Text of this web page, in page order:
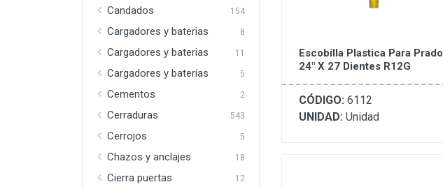
Candados 154
Cargadores y baterias 8
Cargadores y baterias 11
Cargadores y baterias 5
Cementos 2
Cerraduras 543
Cerrojos 5
Chazos y anclajes 18
Cierra puertas 12
Escobilla Plastica Para Prado
24" X 27 Dientes R12G
CÓDIGO: 6112
UNIDAD: Unidad